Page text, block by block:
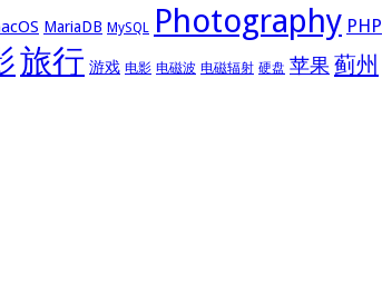
MariaDB MySQL Photography PHP
旅行 游戏 电影 电磁波 电磁辐射 硬盘 苹果 蓟州